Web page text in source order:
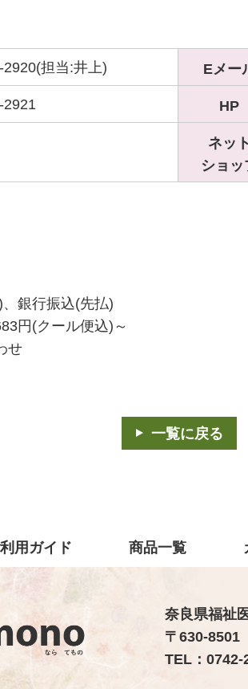
担当:井上) Eメー
2921 HP
ネット
ショッ
銀行振込(先払)
円(クール便込)～
せ
一覧に戻る
用ガイド 商品一覧
奈良県福祉
〒630-
TEL：